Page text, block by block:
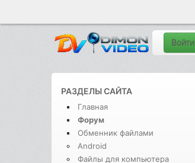
Войти
РАЗДЕЛЫ САЙТА
Главная
Форум
Обменник файлами
Android
Файлы для компьютера